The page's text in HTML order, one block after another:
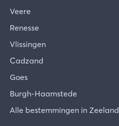
Veere
Renesse
Vlissingen
Cadzand
Goes
Burgh-Haamstede
Alle bestemmingen in Zeeland